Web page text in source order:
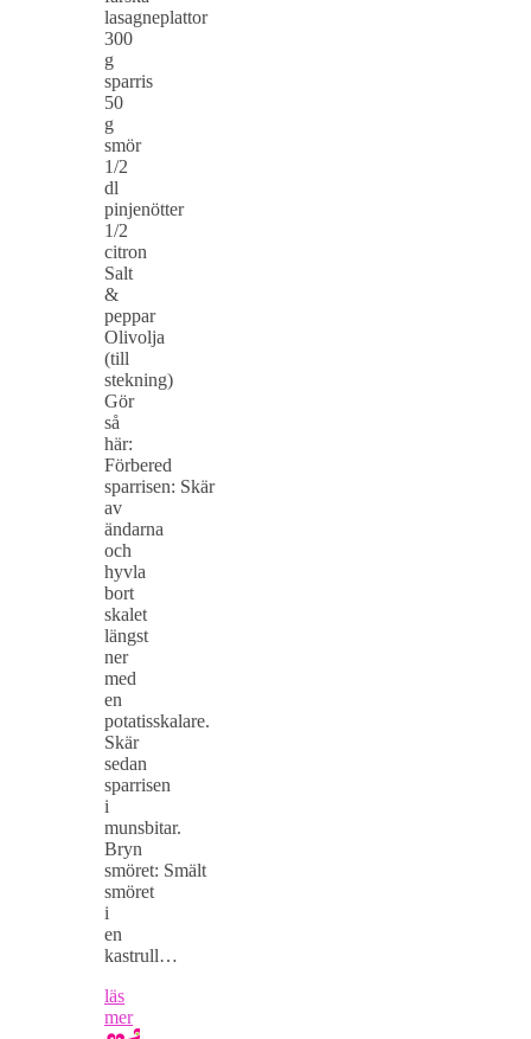
lasagneplattor
300
g
sparris
50
g
smör
1/2
dl
pinjenötter
1/2
citron
Salt
&
peppar
Olivolja
(till
stekning)
Gör
så
här:
Förbered
sparrisen: Skär
av
ändarna
och
hyvla
bort
skalet
längst
ner
med
en
potatisskalare.
Skär
sedan
sparrisen
i
munsbitar.
Bryn
smöret: Smält
smöret
i
en
kastrull…
läs
mer